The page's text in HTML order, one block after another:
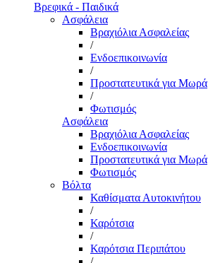
Βρεφικά - Παιδικά
Ασφάλεια
Βραχιόλια Ασφαλείας
/
Ενδοεπικοινωνία
/
Προστατευτικά για Μωρά
/
Φωτισμός
Ασφάλεια
Βραχιόλια Ασφαλείας
Ενδοεπικοινωνία
Προστατευτικά για Μωρά
Φωτισμός
Βόλτα
Καθίσματα Αυτοκινήτου
/
Καρότσια
/
Καρότσια Περιπάτου